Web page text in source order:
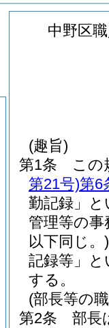
中野区
(趣旨)
第1条
この
第21号)第6
勤記録」と
管理等の
以下同じ。)
記録等」と
する。
(部長等の
第2条
部長